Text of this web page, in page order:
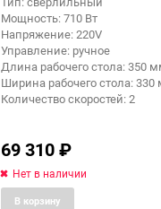
Мощность: 710 Вт
Напряжение: 220V
Управление: ручное
Длина рабочего стола: 350
Ширина рабочего стола: 330
Количество скоростей: 2
69 310₽
Нет в наличии
В корзину